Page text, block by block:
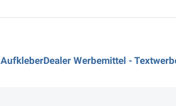
AufkleberDealer Werbemittel -